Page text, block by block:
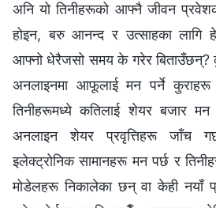
अनि यो तिनीहरूको आफ्नै जीवन
होइन, बरु आनन्द र उत्साहका लागि
आफ्नो धेरैजसो समय के गरेर बिताउँछन्?
अनलाइनमा आफूलाई मन पर्ने कुराहरू
तिनीहरूमध्ये कतिलाई शेयर बजार मन
अनलाइन शेयर प्रवृत्तिहरू जाँच
इलेक्ट्रोनिक सामानहरू मन पर्छ र
मोडेलहरू निकालेका छन् वा केही नयाँ